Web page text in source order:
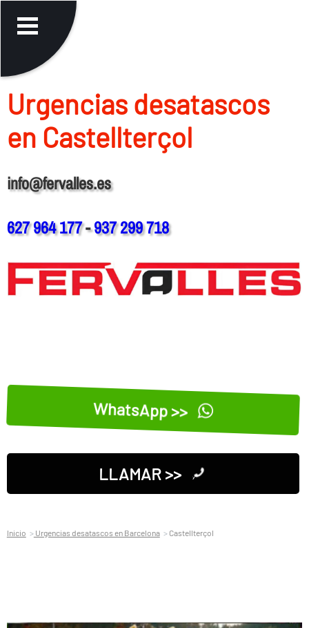
Urgencias desatascos
en Castellterçol
info@fervalles.es
627 964 177-937 299 718
WhatsApp >>
LLAMAR >>
Inicio Urgencias desatascos en Barcelona Castellterçol